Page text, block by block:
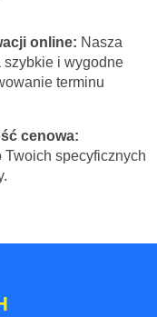
online: Nasza
szybkie i wygodne
terminu
cenowa:
Twoich specyficznych